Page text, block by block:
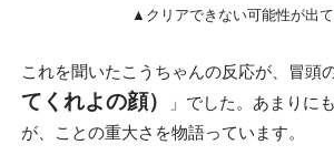
▲クリアできない可能性が出
これを聞いたこうちゃんの反応が、冒頭
てくれよの顔）
」でした。あまりに
が、ことの重大さを物語っています。